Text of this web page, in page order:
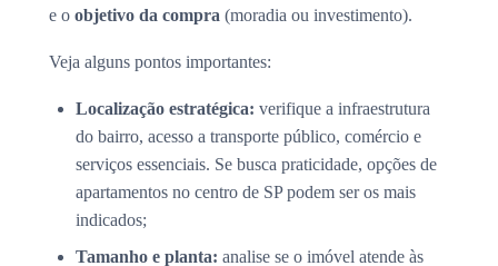
e o objetivo da compra (moradia ou investimento).
Veja alguns pontos importantes:
Localização estratégica: verifique a infraestrutura
do bairro, acesso a transporte público, comércio e
serviços essenciais. Se busca praticidade, opções de
apartamentos no centro de SP podem ser os mais
indicados;
Tamanho e planta: analise se o imóvel atende às